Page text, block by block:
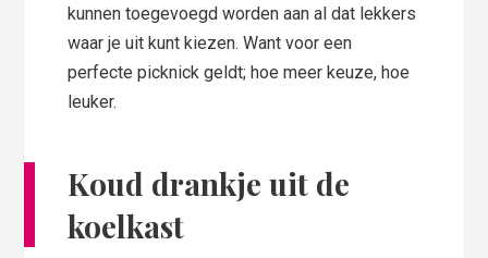
kunnen toegevoegd worden aan al dat lekkers
waar je uit kunt kiezen. Want voor een
perfecte picknick geldt; hoe meer keuze, hoe
leuker.
Koud drankje uit de
koelkast